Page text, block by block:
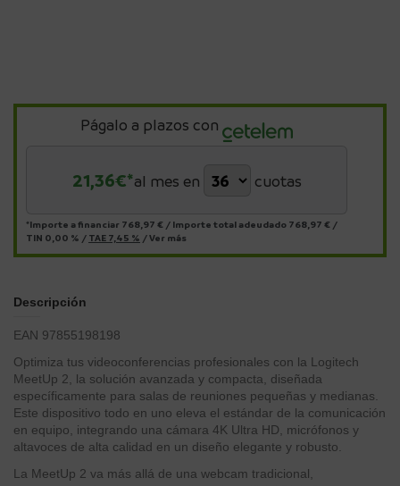
Págalo a plazos con
21,36€*al mes en cuotas
*Importe a financiar 768,97 € / Importe total adeudado 768,97 € /
TIN 0,00 % / TAE 7,45 % /Ver más
Descripción
EAN 97855198198
Optimiza tus videoconferencias profesionales con la Logitech
MeetUp 2, la solución avanzada y compacta, diseñada
específicamente para salas de reuniones pequeñas y medianas.
Este dispositivo todo en uno eleva el estándar de la comunicación
en equipo, integrando una cámara 4K Ultra HD, micrófonos y
altavoces de alta calidad en un diseño elegante y robusto.
La MeetUp 2 va más allá de una webcam tradicional,